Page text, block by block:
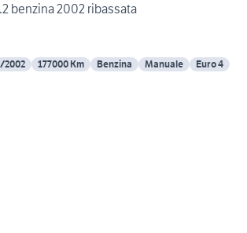
benzina 2002 ribassata
2002 177000 Km Benzina Manuale Euro 4